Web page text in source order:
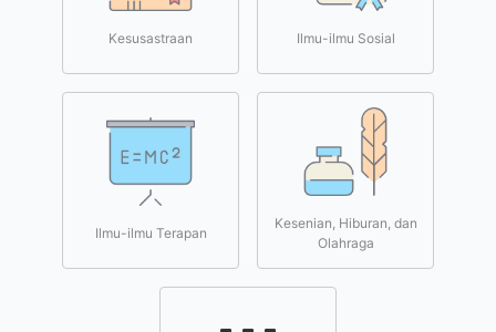
Kesusastraan Ilmu-ilmu Sosial
Ilmu-ilmu Terapan
Kesenian, Hiburan, dan
Olahraga